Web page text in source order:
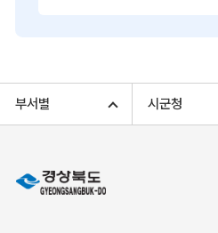
고향사랑기부 아너스 클럽
민원상담
민원안내
부서별 시군청